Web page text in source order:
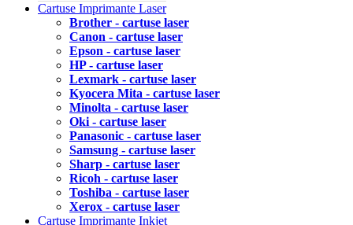
Cartuse Imprimante Laser
Brother - cartuse laser
Canon - cartuse laser
Epson - cartuse laser
HP - cartuse laser
Lexmark - cartuse laser
Kyocera Mita - cartuse laser
Minolta - cartuse laser
Oki - cartuse laser
Panasonic - cartuse laser
Samsung - cartuse laser
Sharp - cartuse laser
Ricoh - cartuse laser
Toshiba - cartuse laser
Xerox - cartuse laser
Cartuse Imprimante Inkjet